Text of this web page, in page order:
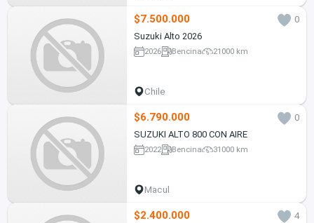
$7.500.000
0
Suzuki Alto 2026
2026 Bencina 21000 km
Chile
$6.790.000
0
SUZUKI ALTO 800 CON AIRE
2022 Bencina 31000 km
Macul
$2.400.000
4